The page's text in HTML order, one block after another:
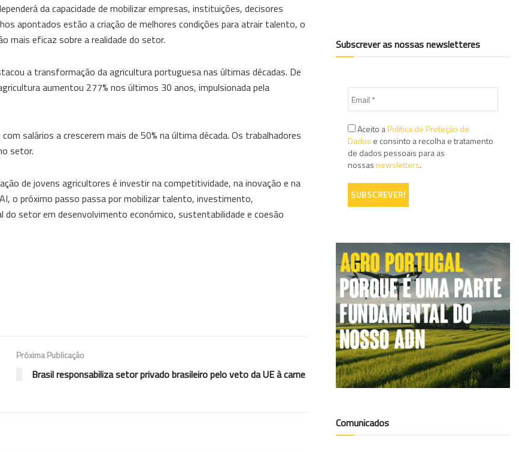
da capacidade de mobilizar empresas, instituições, decisores
apontados estão a criação de melhores condições para atrair talento, o
mais eficaz sobre a realidade do setor.
a transformação da agricultura portuguesa nas últimas décadas. De
aumentou 277% nos últimos 30 anos, impulsionada pela
salários a crescerem mais de 50% na última década. Os trabalhadores
setor.
de jovens agricultores é investir na competitividade, na inovação e na
o próximo passo passa por mobilizar talento, investimento,
setor em desenvolvimento económico, sustentabilidade e coesão
Próxima Publicação
Brasil responsabiliza setor privado brasileiro pelo veto da UE à carne
Subscrever as nossas newsletteres
Aceito aPolítica de Proteção de
Dados e consinto a recolha e tratamento
de dados pessoais para as
nossasnewsletters.
Comunicados